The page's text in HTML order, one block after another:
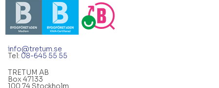
info@tretum.se
Tel: 08-645 55 55
TRETUM AB
Box 47133
100 74 Stockholm